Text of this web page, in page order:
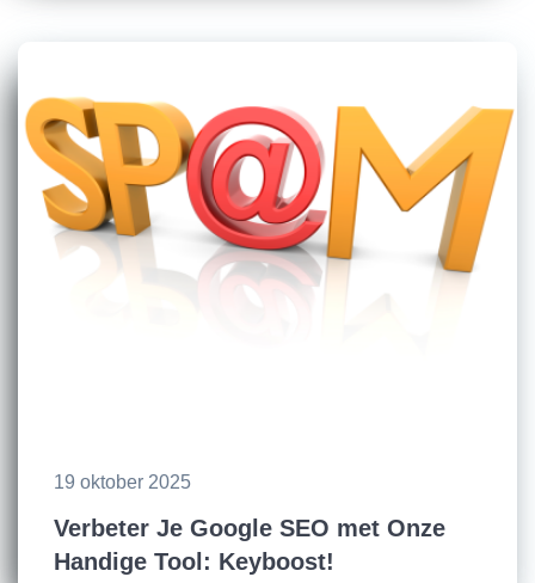
19 oktober 2025
Verbeter Je Google SEO met Onze
Handige Tool: Keyboost!